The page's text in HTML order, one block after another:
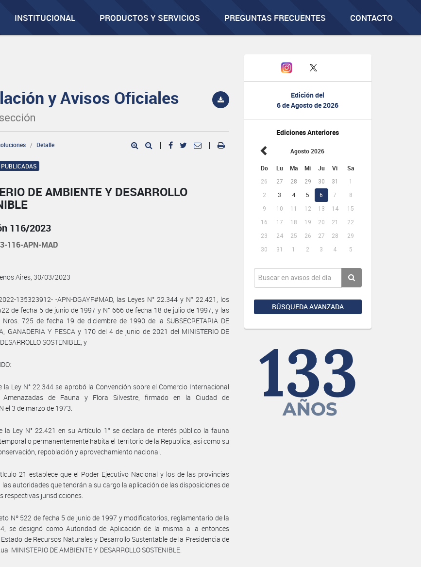
INSTITUCIONAL PRODUCTOS Y SERVICIOS PREGUNTAS FRECUENTES CONTACTO
Edición del
6 de Agosto de 2026
Ediciones Anteriores
Agosto 2026
Do Lu Ma Mi Ju Vi Sa
26 27 28 29 30 31
1
2
3 4 5 6 7
8
9
10 11 12 13 14
15
16
17 18 19 20 21
22
23
24 25 26 27 28
29
30
31 1 2 3 4 5
BÚSQUEDA AVANZADA
y Avisos Oficiales
Detalle | |
DE AMBIENTE Y DESARROLLO
116/2023
116-APN-MAD
Aires, 30/03/2023
135323912- -APN-DGAYF#MAD, las Leyes N° 22.344 y N° 22.421, los
de fecha 5 de junio de 1997 y N° 666 de fecha 18 de julio de 1997, y las
Nros. 725 de fecha 19 de diciembre de 1990 de la SUBSECRETARIA DE
GANADERIA Y PESCA y 170 del 4 de junio de 2021 del MINISTERIO DE
SOSTENIBLE, y
la Ley N° 22.344 se aprobó la Convención sobre el Comercio Internacional
Amenazadas de Fauna y Flora Silvestre, firmado en la Ciudad de
el 3 de marzo de 1973.
la Ley N° 22.421 en su Artículo 1° se declara de interés público la fauna
o permanentemente habita el territorio de la Republica, asi como su
repoblación y aprovechamiento nacional.
21 establece que el Poder Ejecutivo Nacional y los de las provincias
autoridades que tendrán a su cargo la aplicación de las disposiciones de
respectivas jurisdicciones.
Nº 522 de fecha 5 de junio de 1997 y modificatorios, reglamentario de la
se designó como Autoridad de Aplicación de la misma a la entonces
de Recursos Naturales y Desarrollo Sustentable de la Presidencia de
MINISTERIO DE AMBIENTE Y DESARROLLO SOSTENIBLE.